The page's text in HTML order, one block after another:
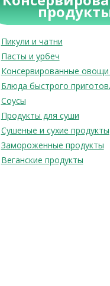
Пикули и чатни
Пасты и урбеч
Консервированные
Блюда быстрого
Соусы
Продукты для суши
Сушеные и сухие продукты
Замороженные продукты
Веганские продукты